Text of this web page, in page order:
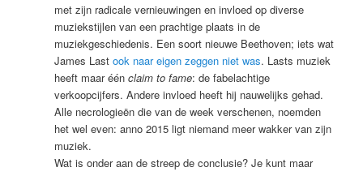
met zijn radicale vernieuwingen en invloed op diverse
muziekstijlen van een prachtige plaats in de
muziekgeschiedenis. Een soort nieuwe Beethoven; iets wat
James Last ook naar eigen zeggen niet was. Lasts muziek
heeft maar één claim to fame: de fabelachtige
verkoopcijfers. Andere invloed heeft hij nauwelijks gehad.
Alle necrologieën die van de week verschenen, noemden
het wel even: anno 2015 ligt niemand meer wakker van zijn
muziek.
Wat is onder aan de streep de conclusie? Je kunt maar